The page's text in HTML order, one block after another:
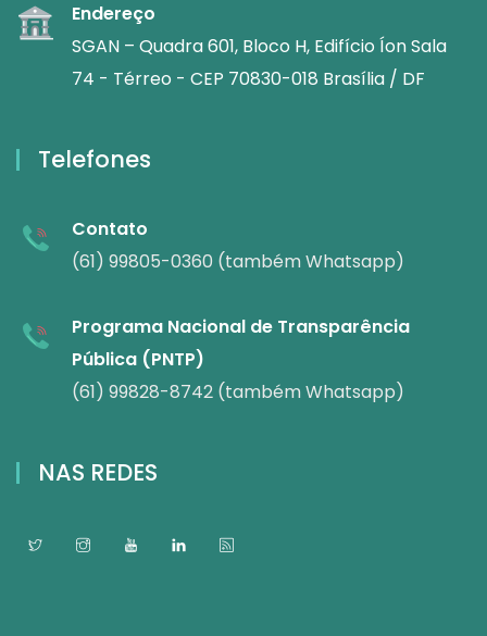
Endereço
SGAN – Quadra 601, Bloco H, Edifício Íon Sala
74 - Térreo - CEP 70830-018 Brasília / DF
Telefones
Contato
(61) 99805-0360 (também Whatsapp)
Programa Nacional de Transparência
Pública (PNTP)
(61) 99828-8742 (também Whatsapp)
NAS REDES